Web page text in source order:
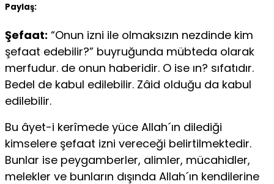
Paylaş:
Şefaat: “Onun izni ile olmaksızın nezdinde kim
şefaat edebilir?” buyruğunda mübteda olarak
merfudur. de onun haberidir. O ise ın? sıfatıdır.
Bedel de kabul edilebilir. Zâid olduğu da kabul
edilebilir.
Bu âyet-i kerîmede yüce Allah´ın dilediği
kimselere şefaat izni vereceği be­lirtilmektedir.
Bunlar ise peygamberler, alimler, mücahidler,
melekler ve bunların dışında Allah´ın kendilerine